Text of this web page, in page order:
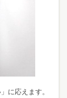
に応えます。